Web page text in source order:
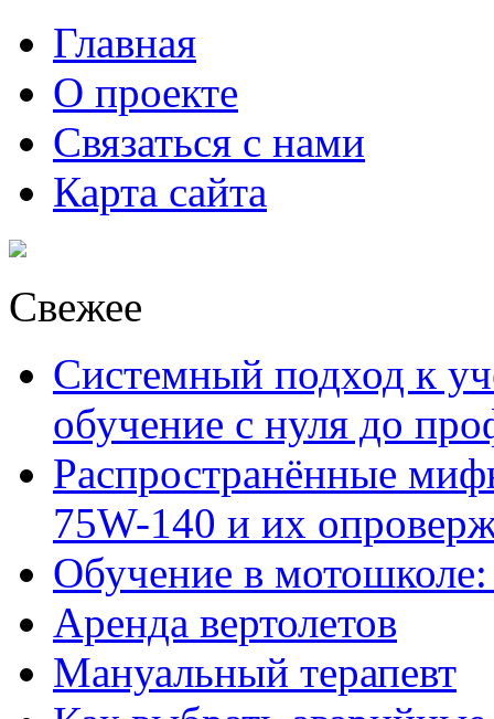
Главная
О проекте
Связаться с нами
Карта сайта
Свежее
Системный подход к
обучение с нуля до
Распространённые
75W-140 и их
Обучение в
Аренда вертолетов
Мануальный терапевт